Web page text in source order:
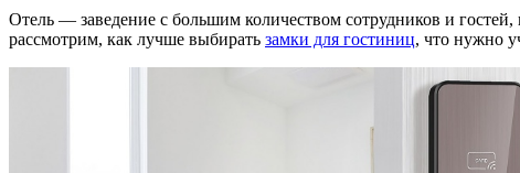
Отель — заведение с большим количеством сотрудников и
рассмотрим, как лучше выбирать замки для гостиниц, что нужно